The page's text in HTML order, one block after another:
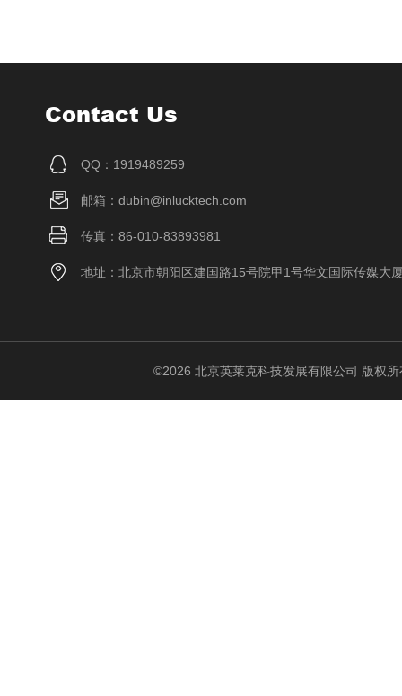
Contact Us
QQ：1919489259
邮箱：dubin@inlucktech.com
传真：86-010-83893981
地址：北京市朝阳区建国路15号院甲1号华文国际传媒大
©2026 北京英莱克科技发展有限公司 版